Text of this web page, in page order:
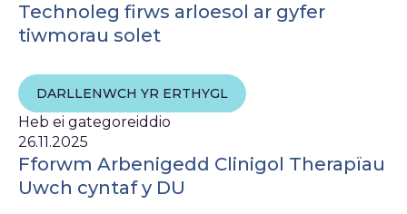
Technoleg firws arloesol ar gyfer
tiwmorau solet
DARLLENWCH YR ERTHYGL
Heb ei gategoreiddio
26.11.2025
Fforwm Arbenigedd Clinigol Therapïau
Uwch cyntaf y DU